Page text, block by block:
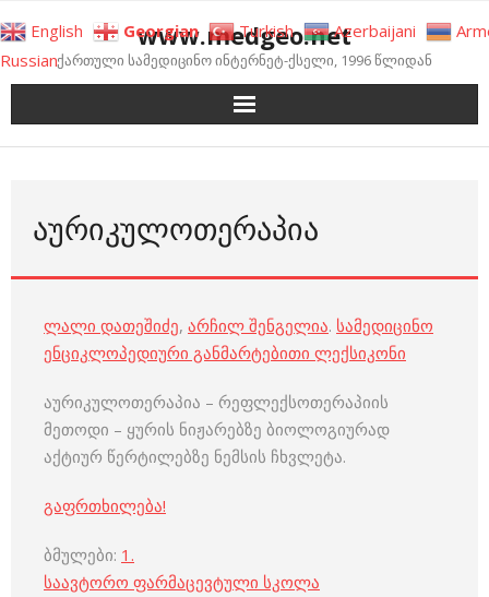
to
content
www.medgeo.net
ქართული სამედიცინო ინტერნეტ-ქსელი, 1996 წლიდან
ᲐᲣᲠᲘᲙᲣᲚᲝᲗᲔᲠᲐᲞᲘᲐ
ლალი დათეშიძე, არჩილ შენგელია. სამედიცინო
ენციკლოპედიური განმარტებითი ლექსიკონი
აურიკულოთერაპია – რეფლექსოთერაპიის
მეთოდი – ყურის ნიჟარებზე ბიოლოგიურად
აქტიურ წერტილებზე ნემსის ჩხვლეტა.
გაფრთხილება!
ბმულები: 1.
საავტორო ფარმაცევტული სკოლა
English Georgian Turkish Azerbaijani
Russian